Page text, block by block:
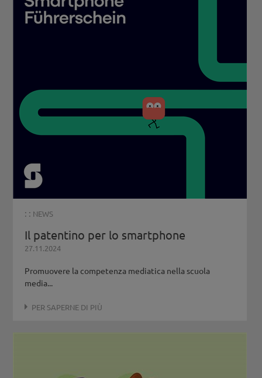
: : NEWS
Il patentino per lo smartphone
27.11.2024
Promuovere la competenza mediatica nella scuola
media...
PER SAPERNE DI PIÙ